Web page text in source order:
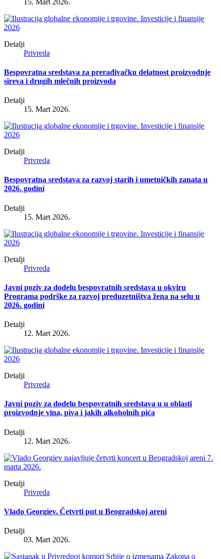
Detalji
Privreda
Bespovratna sredstava za prerađivačku delatnost proizvodnje
sireva i drugih mlečnih proizvoda
Detalji
15. Mart 2026.
Detalji
Privreda
Bespovratna sredstava za razvoj starih i umetničkih zanata u
2026. godini
Detalji
15. Mart 2026.
Detalji
Privreda
Javni poziv za dodelu bespovratnih sredstava u okviru
Programa podrške za razvoj preduzetništva žena na selu u
2026. godini
Detalji
12. Mart 2026.
Detalji
Privreda
Javni poziv za dodelu bespovratnih sredstava u u oblasti
proizvodnje vina, piva i jakih alkoholnih pića
Detalji
12. Mart 2026.
Detalji
Privreda
Vlado Georgiev. Četvrti put u Beogradskoj areni
Detalji
03. Mart 2026.